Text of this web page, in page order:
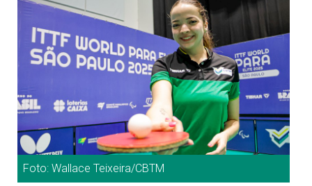
Foto: Wallace Teixeira/CBTM